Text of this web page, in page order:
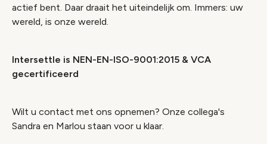
actief bent. Daar draait het uiteindelijk om. Immers: uw
wereld, is onze wereld.
Intersettle is NEN-EN-ISO-9001:2015 & VCA
gecertificeerd
Wilt u contact met ons opnemen? Onze collega's
Sandra en Marlou staan voor u klaar.